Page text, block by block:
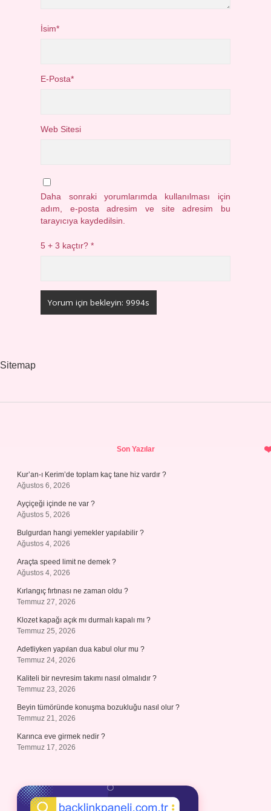
İsim*
E-Posta*
Web Sitesi
Daha sonraki yorumlarımda kullanılması için
adım, e-posta adresim ve site adresim bu
tarayıcıya kaydedilsin.
5 + 3 kaçtır?*
Sitemap
Son Yazılar
Kur’an-ı Kerim’de toplam kaç tane hiz vardır ?
Ağustos 6, 2026
Ayçiçeği içinde ne var ?
Ağustos 5, 2026
Bulgurdan hangi yemekler yapılabilir ?
Ağustos 4, 2026
Araçta speed limit ne demek ?
Ağustos 4, 2026
Kırlangıç fırtınası ne zaman oldu ?
Temmuz 27, 2026
Klozet kapağı açık mı durmalı kapalı mı ?
Temmuz 25, 2026
Adetliyken yapılan dua kabul olur mu ?
Temmuz 24, 2026
Kaliteli bir nevresim takımı nasıl olmalıdır ?
Temmuz 23, 2026
Beyin tümöründe konuşma bozukluğu nasıl olur ?
Temmuz 21, 2026
Karınca eve girmek nedir ?
Temmuz 17, 2026